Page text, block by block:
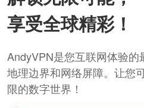
享受全球精彩！
AndyVPN是您互联网体验
地理边界和网络屏障。让您
限的数字世界！